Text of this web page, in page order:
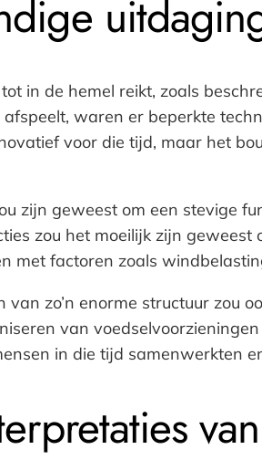
in de hemel reikt, zoals
waren er beperkte
voor die tijd, maar het
zijn geweest om een stevige
zou het moeilijk zijn
met factoren zoals
van zo’n enorme structuur zou
van
in die tijd samenwerkten